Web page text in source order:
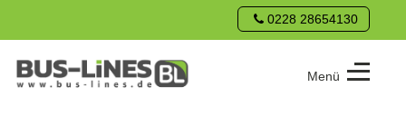
0228 28654130
Menü